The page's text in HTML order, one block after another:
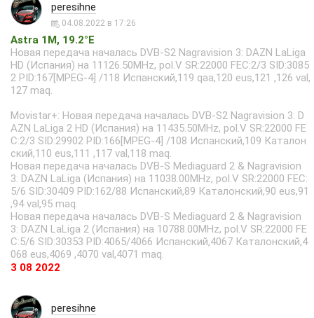
peresihne
04.08.2022 в 17:26
Astra 1M, 19.2°E
Новая передача началась DVB-S2 Nagravision 3: DAZN LaLiga
HD (Испания) на 11126.50MHz, pol.V SR:22000 FEC:2/3 SID:3085
2 PID:167[MPEG-4] /118 Испанский,119 qaa,120 eus,121 ,126 val,
127 maq.
Movistar+: Новая передача началась DVB-S2 Nagravision 3: D
AZN LaLiga 2 HD (Испания) на 11435.50MHz, pol.V SR:22000 FE
C:2/3 SID:29902 PID:166[MPEG-4] /108 Испанский,109 Каталон
ский,110 eus,111 ,117 val,118 maq.
Новая передача началась DVB-S Mediaguard 2 & Nagravision
3: DAZN LaLiga (Испания) на 11038.00MHz, pol.V SR:22000 FEC:
5/6 SID:30409 PID:162/88 Испанский,89 Каталонский,90 eus,91
,94 val,95 maq.
Новая передача началась DVB-S Mediaguard 2 & Nagravision
3: DAZN LaLiga 2 (Испания) на 10788.00MHz, pol.V SR:22000 FE
C:5/6 SID:30353 PID:4065/4066 Испанский,4067 Каталонский,4
068 eus,4069 ,4070 val,4071 maq.
3 08 2022
peresihne